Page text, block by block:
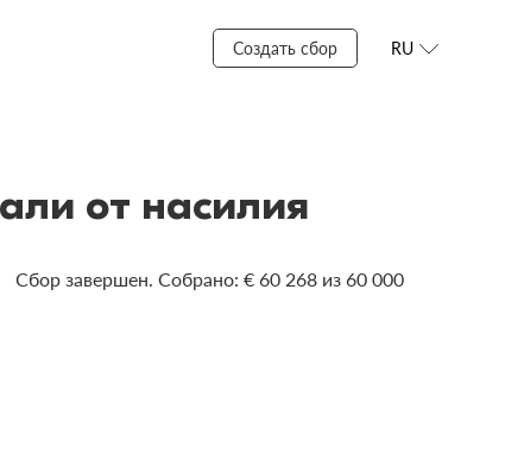
Создать сбор RU
от насилия
Сбор завершен. Собрано: € 60 268 из 60 000